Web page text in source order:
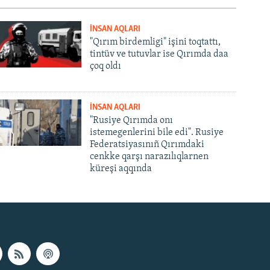
İNSAN AQLARI
"Qırım birdemligi" işini toqtattı,
tintüv ve tutuvlar ise Qırımda daa
çoq oldı
İNSAN AQLARI
"Rusiye Qırımda onı
istemegenlerini bile edi". Rusiye
Federatsiyasınıñ Qırımdaki
cenkke qarşı narazılıqlarnen
küreşi aqqında